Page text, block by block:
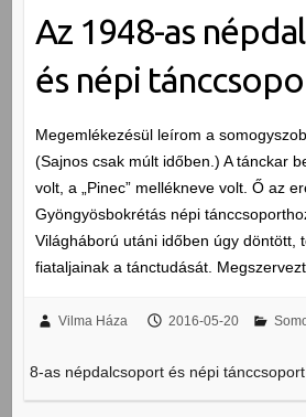
Az 1948-as
és népi
Megemlékezésül leírom a
(Sajnos csak múlt időben.) A tánckar
volt, a „Pinec” mellékneve volt. Ő az
Gyöngyösbokrétás népi
Világháború utáni időben úgy döntött,
fiataljainak a tánctudását.
Vilma Háza 2016-05-20
8-as népdalcsoport és népi tánccsoport